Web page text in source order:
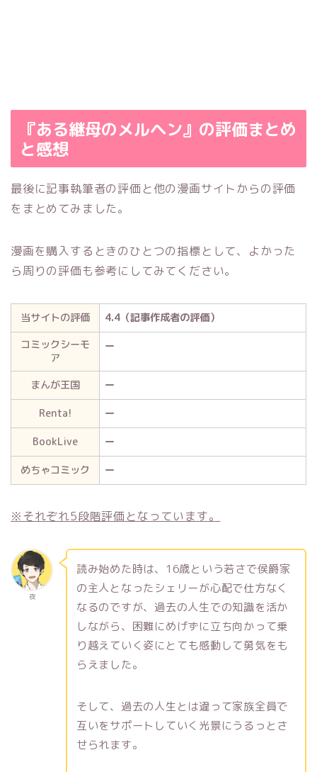
『ある継母のメルヘン』の評価まとめ
と感想
最後に記事執筆者の評価と他の漫画サイトからの評価
をまとめてみました。
漫画を購入するときのひとつの指標として、よかった
ら周りの評価も参考にしてみてください。
当サイトの評価
4.4（記事作成者の評価）
コミックシーモ
ア
ー
まんが王国
ー
Renta!
ー
BookLive
ー
めちゃコミック
ー
※それぞれ5段階評価となっています。
夜
読み始めた時は、16歳という若さで侯爵家
の主人となったシェリーが心配で仕方なく
なるのですが、過去の人生での知識を活か
しながら、困難にめげずに立ち向かって乗
り越えていく姿にとても感動して勇気をも
らえました。
そして、過去の人生とは違って家族全員で
互いをサポートしていく光景にうるっとさ
せられます。